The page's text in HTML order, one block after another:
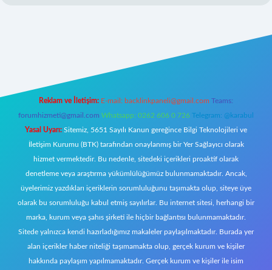
Reklam ve İletişim: E-mail: backlinkpaneli@gmail.com Teams:
forumhizmeti@gmail.com Whatsapp: 0262 606 0 726 Telegram: @karabul
Yasal Uyarı: Sitemiz, 5651 Sayılı Kanun gereğince Bilgi Teknolojileri ve
İletişim Kurumu (BTK) tarafından onaylanmış bir Yer Sağlayıcı olarak
hizmet vermektedir. Bu nedenle, sitedeki içerikleri proaktif olarak
denetleme veya araştırma yükümlülüğümüz bulunmamaktadır. Ancak,
üyelerimiz yazdıkları içeriklerin sorumluluğunu taşımakta olup, siteye üye
olarak bu sorumluluğu kabul etmiş sayılırlar. Bu internet sitesi, herhangi bir
marka, kurum veya şahıs şirketi ile hiçbir bağlantısı bulunmamaktadır.
Sitede yalnızca kendi hazırladığımız makaleler paylaşılmaktadır. Burada yer
alan içerikler haber niteliği taşımamakta olup, gerçek kurum ve kişiler
hakkında paylaşım yapılmamaktadır. Gerçek kurum ve kişiler ile isim